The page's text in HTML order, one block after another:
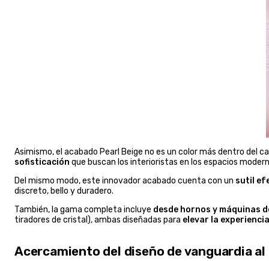
Asimismo, el acabado Pearl Beige no es un color más dentro del
sofisticación que buscan los interioristas en los espacios
Del mismo modo, este innovador acabado cuenta con un sutil
discreto, bello y duradero.
También, la gama completa incluye desde hornos y máquinas
tiradores de cristal), ambas diseñadas para elevar la
Acercamiento del diseño de vanguardia